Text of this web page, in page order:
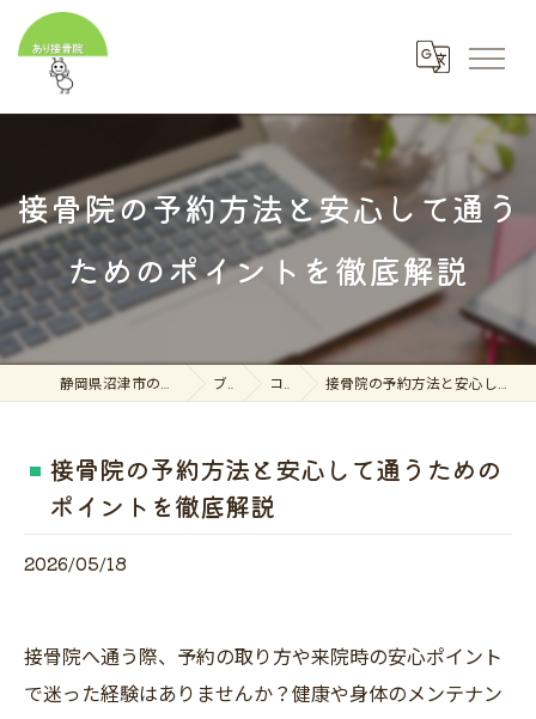
接骨院の予約方法と安心して通う
ためのポイントを徹底解説
静岡県沼津市の接骨院ならあり接骨院 ブログ コラム 接骨院の予約方法と安心して通うためのポイントを徹底解説
接骨院の予約方法と安心して通うための
ポイントを徹底解説
2026/05/18
接骨院へ通う際、予約の取り方や来院時の安心ポイント
で迷った経験はありませんか？健康や身体のメンテナン